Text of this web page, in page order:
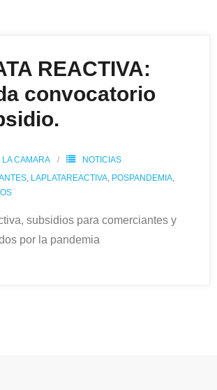
REACTIVA:
convocatorio
LA CAMARA
NOTICIAS
, LAPLATAREACTIVA, POSPANDEMIA,
subsidios para comerciantes y
por la pandemia